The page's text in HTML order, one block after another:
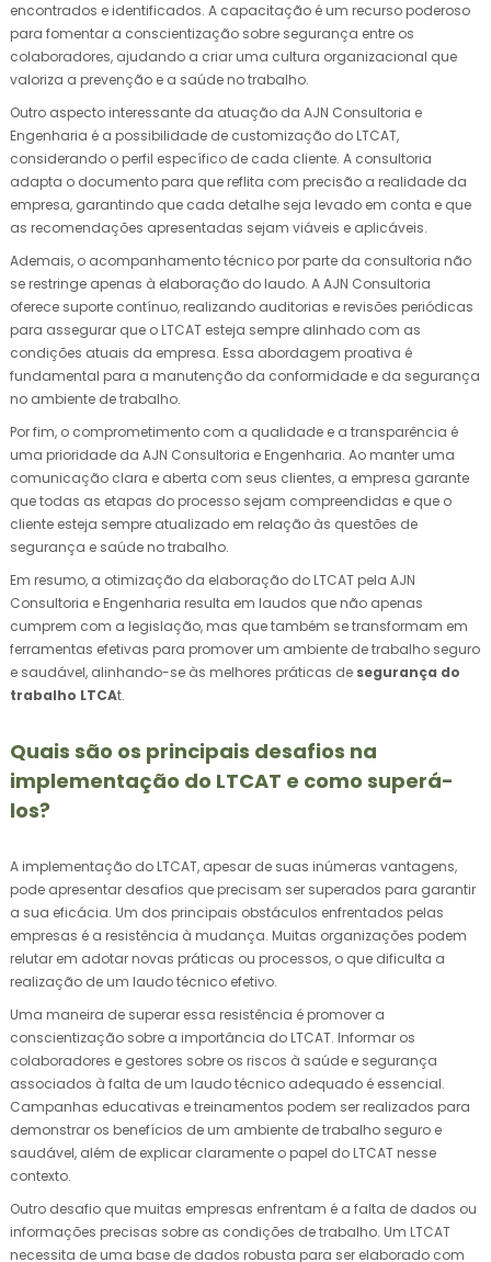
encontrados e identificados. A capacitação é um recurso poderoso
para fomentar a conscientização sobre segurança entre os
colaboradores, ajudando a criar uma cultura organizacional que
valoriza a prevenção e a saúde no trabalho.
Outro aspecto interessante da atuação da AJN Consultoria e
Engenharia é a possibilidade de customização do LTCAT,
considerando o perfil específico de cada cliente. A consultoria
adapta o documento para que reflita com precisão a realidade da
empresa, garantindo que cada detalhe seja levado em conta e que
as recomendações apresentadas sejam viáveis e aplicáveis.
Ademais, o acompanhamento técnico por parte da consultoria não
se restringe apenas à elaboração do laudo. A AJN Consultoria
oferece suporte contínuo, realizando auditorias e revisões periódicas
para assegurar que o LTCAT esteja sempre alinhado com as
condições atuais da empresa. Essa abordagem proativa é
fundamental para a manutenção da conformidade e da segurança
no ambiente de trabalho.
Por fim, o comprometimento com a qualidade e a transparência é
uma prioridade da AJN Consultoria e Engenharia. Ao manter uma
comunicação clara e aberta com seus clientes, a empresa garante
que todas as etapas do processo sejam compreendidas e que o
cliente esteja sempre atualizado em relação às questões de
segurança e saúde no trabalho.
Em resumo, a otimização da elaboração do LTCAT pela AJN
Consultoria e Engenharia resulta em laudos que não apenas
cumprem com a legislação, mas que também se transformam em
ferramentas efetivas para promover um ambiente de trabalho seguro
e saudável, alinhando-se às melhores práticas de segurança do
trabalho LTCAt.
Quais são os principais desafios na
implementação do LTCAT e como superá-
los?
A implementação do LTCAT, apesar de suas inúmeras vantagens,
pode apresentar desafios que precisam ser superados para garantir
a sua eficácia. Um dos principais obstáculos enfrentados pelas
empresas é a resistência à mudança. Muitas organizações podem
relutar em adotar novas práticas ou processos, o que dificulta a
realização de um laudo técnico efetivo.
Uma maneira de superar essa resistência é promover a
conscientização sobre a importância do LTCAT. Informar os
colaboradores e gestores sobre os riscos à saúde e segurança
associados à falta de um laudo técnico adequado é essencial.
Campanhas educativas e treinamentos podem ser realizados para
demonstrar os benefícios de um ambiente de trabalho seguro e
saudável, além de explicar claramente o papel do LTCAT nesse
contexto.
Outro desafio que muitas empresas enfrentam é a falta de dados ou
informações precisas sobre as condições de trabalho. Um LTCAT
necessita de uma base de dados robusta para ser elaborado com